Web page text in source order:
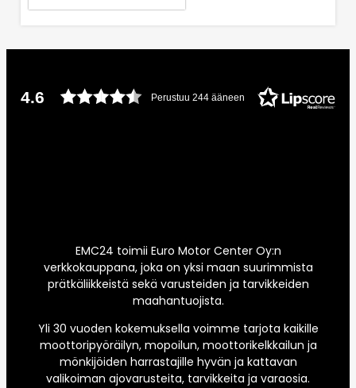
4.6 Perustuu 244 ääneen
EMC24 toimii Euro Motor Center Oy:n
verkkokauppana, joka on yksi maan suurimmista
prätkäliikkeistä sekä varusteiden ja tarvikkeiden
maahantuojista.
Yli 30 vuoden kokemuksella voimme tarjota kaikille
moottoripyöräilyn, mopoilun, moottorikelkkailun ja
mönkijöiden harrastajille hyvän ja kattavan
valikoiman ajovarusteita, tarvikkeita ja varaosia.